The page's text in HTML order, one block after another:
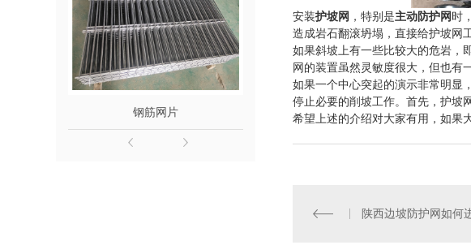
钢筋网片 陕西钢筋网片安装
安装护坡网 ，特别是主动防护网时
造成岩石翻滚坍塌，直接给护坡网
如果斜坡上有一些比较大的危岩，
网的装置虽然灵敏度很大，但也有
如果一个中心突起的演示非常明显
停止必要的削坡工作。首先，护坡
希望上述的介绍对大家有用，如果
陕西边坡防护网如何